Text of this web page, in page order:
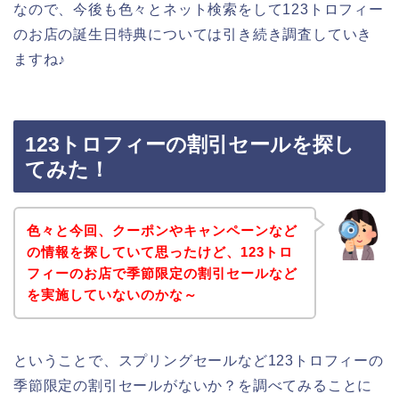
なので、今後も色々とネット検索をして123トロフィー
のお店の誕生日特典については引き続き調査していき
ますね♪
123トロフィーの割引セールを探し
てみた！
色々と今回、クーポンやキャンペーンなど
の情報を探していて思ったけど、123トロ
フィーのお店で季節限定の割引セールなど
を実施していないのかな～
ということで、スプリングセールなど123トロフィーの
季節限定の割引セールがないか？を調べてみることに